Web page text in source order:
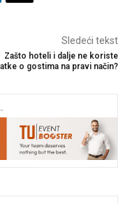
Sledeći tekst
Zašto hoteli i dalje ne koriste
o gostima na pravi način?